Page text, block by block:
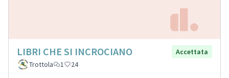
LIBRI CHE SI INCROCIANO
Accettata
Trottola
1 24